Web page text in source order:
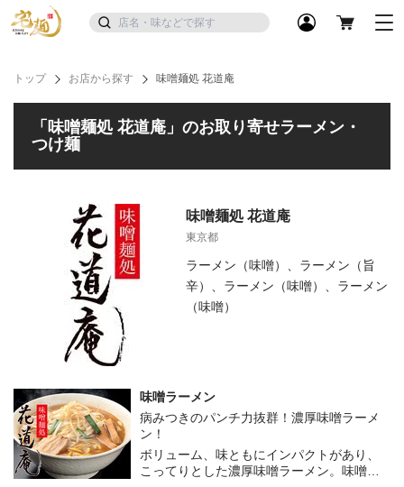
トップ お店から探す 味噌麺処 花道庵
「味噌麺処 花道庵」のお取り寄せラーメン・
つけ麺
味噌麺処 花道庵
東京都
ラーメン（味噌）、ラーメン（旨
辛）、ラーメン（味噌）、ラーメン
（味噌）
味噌ラーメン
病みつきのパンチ力抜群！濃厚味噌ラーメ
ン！
ボリューム、味ともにインパクトがあり、
こってりとした濃厚味噌ラーメン。味噌ダ